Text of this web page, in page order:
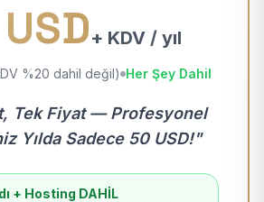
+ KDV / yıl
%20 dahil değil) Her Şey Dahil
Tek Fiyat — Profesyonel
Yılda Sadece 50 USD!"
+ Hosting DAHİL